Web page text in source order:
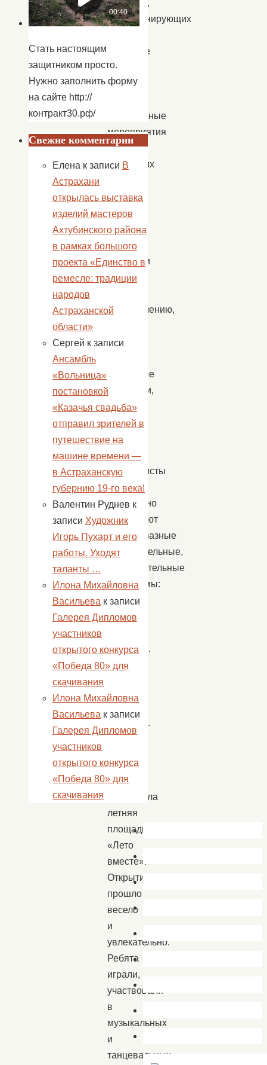
культуры,
функционирующих
структуре
ЦНК,
прошли
праздничные
мероприятия
для
маленьких
И
везде,
в
рамках
кампании
по
оздоровлению,
свои
досуговые
площадки,
на
которых
для
ребят
специалисты
культуры
ежедневно
организуют
разнообразные
познавательные,
развлекательные
программы:
игры,
мастер-
конкурсы.
Дом
Золотуха.
июня
здесь
стартовала
летняя
площадка
«Лето
вместе».
Открытие
прошло
весело
и
увлекательно.
Ребята
играли,
участвовали
в
музыкальных
и
танцевальных
Стать настоящим
защитником просто.
Нужно заполнить форму
на сайте http://
контракт30.рф/
Свежие комментарии
Елена к записи В
Астрахани
открылась выставка
изделий мастеров
Ахтубинского района
в рамках большого
проекта «Единство в
ремесле: традиции
народов
Астраханской
области»
Сергей к записи
Ансамбль
«Вольница»
постановкой
«Казачья свадьба»
отправил зрителей в
путешествие на
машине времени —
в Астраханскую
губернию 19-го века!
Валентин Руднев к
записи Художник
Игорь Пухарт и его
работы. Уходят
таланты …
Илона Михайловна
Васильева к записи
Галерея Дипломов
участников
открытого конкурса
«Победа 80» для
скачивания
Илона Михайловна
Васильева к записи
Галерея Дипломов
участников
открытого конкурса
«Победа 80» для
скачивания